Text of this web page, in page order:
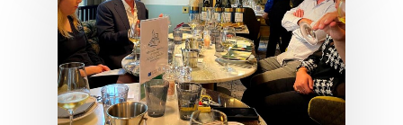
The Castle
Unit 345
2500 Castle Dr
Manhattan, NY
T:+216 (0)40 3629 4753